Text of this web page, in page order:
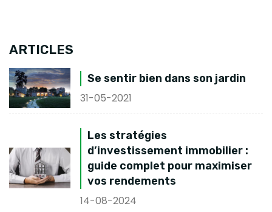
ARTICLES
Se sentir bien dans son jardin
31-05-2021
Les stratégies
d’investissement immobilier :
guide complet pour maximiser
vos rendements
14-08-2024